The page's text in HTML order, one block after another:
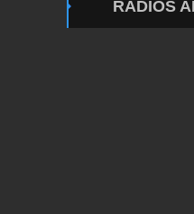
RADIOS